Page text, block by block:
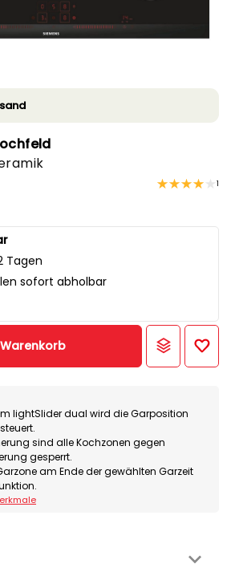
1
Tagen
sofort abholbar
lightSlider dual wird die Garposition
sind alle Kochzonen gegen
gesperrt.
am Ende der gewählten Garzeit